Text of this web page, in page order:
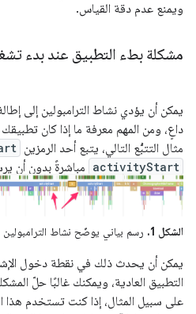
ويمنع عدم دقة القياس.
مشكلة بطء التطبيق عند بدء
يمكن أن يؤدي نشاط الترامبولين إلى
داعٍ، ومن المهم معرفة ما إذا كان
مثال التتبُّع التالي، يتبع أحد الرمزين
activityStart مباشرةً بدون أن
الشكل 1. رسم بياني يوضّح نشاط الترامبولين
يمكن أن يحدث ذلك في نقطة دخول
التطبيق العادية، ويمكنك غالبًا حلّ
على سبيل المثال، إذا كنت تستخدم هذا